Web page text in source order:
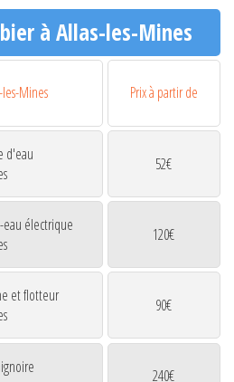
à Allas-les-Mines
les-Mines Prix à partir de
d'eau
52€
électrique
120€
et flotteur
90€
240€